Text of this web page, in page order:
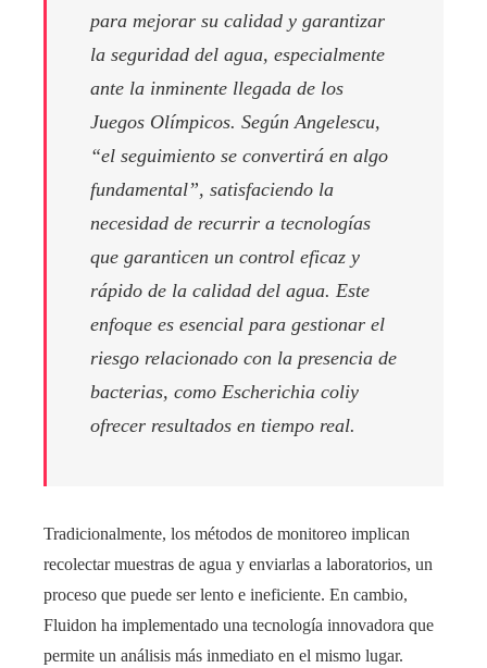
para mejorar su calidad y garantizar
la seguridad del agua, especialmente
ante la inminente llegada de los
Juegos Olímpicos. Según Angelescu,
“el seguimiento se convertirá en algo
fundamental”, satisfaciendo la
necesidad de recurrir a tecnologías
que garanticen un control eficaz y
rápido de la calidad del agua. Este
enfoque es esencial para gestionar el
riesgo relacionado con la presencia de
bacterias, como Escherichia coliy
ofrecer resultados en tiempo real.
Tradicionalmente, los métodos de monitoreo implican
recolectar muestras de agua y enviarlas a laboratorios, un
proceso que puede ser lento e ineficiente. En cambio,
Fluidon ha implementado una tecnología innovadora que
permite un análisis más inmediato en el mismo lugar.